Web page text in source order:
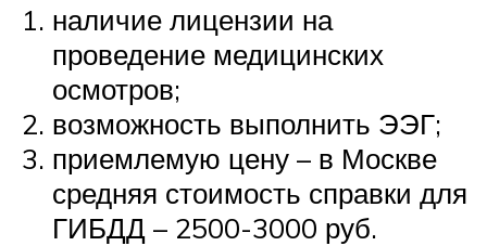
наличие лицензии на
проведение медицинских
осмотров;
возможность выполнить ЭЭГ;
приемлемую цену – в Москве
средняя стоимость справки для
ГИБДД – 2500-3000 руб.